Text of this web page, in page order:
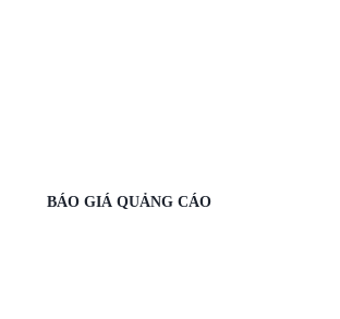
BÁO GIÁ QUẢNG CÁO